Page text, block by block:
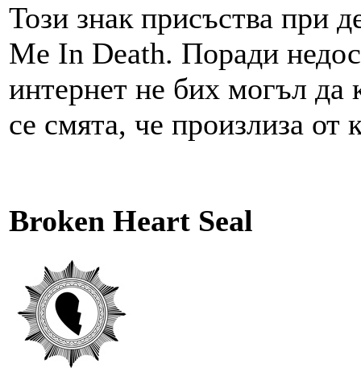
Този знак присъства при
Me In Death. Поради
интернет не бих могъл да
се смята, че произлиза от
Broken Heart Seal